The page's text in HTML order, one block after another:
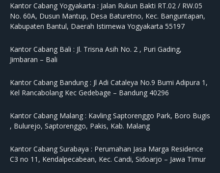
Kantor Cabang Yogyakarta : Jalan Rukun Bakti RT.02 / RW.05
No. 60A, Dusun Mantup, Desa Baturetno, Kec. Banguntapan,
Kabupaten Bantul, Daerah Istimewa Yogyakarta 55197
Kantor Cabang Bali : Jl. Trisna Asih No. 2 , Puri Gading,
Jimbaran – Bali
Kantor Cabang Bandung : Jl Adi Cataleya No.9 Bumi Adipura 1,
Kel Rancabolang Kec Gedebage – Bandung 40296
Kantor Cabang Malang : Kavling Saptorenggo Park, Boro Bugis
, Bulurejo, Saptorenggo, Pakis, Kab. Malang
Kantor Cabang Surabaya : Perumahan Jasa Marga Residence
C3 no 11, Kendalpecabean, Kec. Candi, Sidoarjo – Jawa Timur